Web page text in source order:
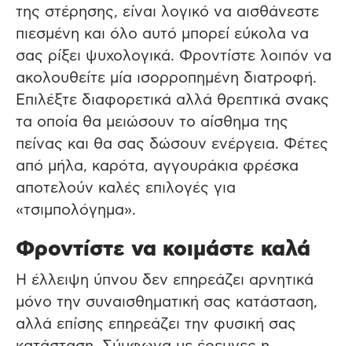
της στέρησης, είναι λογικό να αισθάνεστε
πιεσμένη και όλο αυτό μπορεί εύκολα να
σας ρίξει ψυχολογικά. Φροντίστε λοιπόν να
ακολουθείτε μία ισορροπημένη διατροφή.
Επιλέξτε διαφορετικά αλλά θρεπτικά σνακς
τα οποία θα μειώσουν το αίσθημα της
πείνας και θα σας δώσουν ενέργεια. Φέτες
από μήλα, καρότα, αγγουράκια φρέσκα
αποτελούν καλές επιλογές για
«τσιμπολόγημα».
Φροντίστε να κοιμάστε καλά
Η έλλειψη ύπνου δεν επηρεάζει αρνητικά
μόνο την συναισθηματική σας κατάσταση,
αλλά επίσης επηρεάζει την φυσική σας